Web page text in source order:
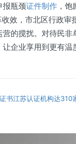
报瓶颈证件制作 ，
效，市北区行政审
的搅扰。对待民非
企业享用到更有温
书江苏认证机构达